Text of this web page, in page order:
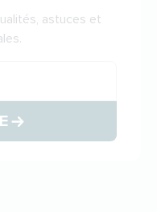
astuces et